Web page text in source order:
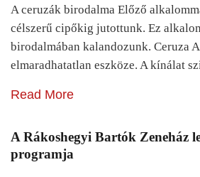
A ceruzák birodalma Előző
célszerű cipőkig jutottunk. Ez
birodalmában kalandozunk. Ceruza
elmaradhatatlan eszköze. A kínálat
Read More
A Rákoshegyi Bartók Zeneház
programja